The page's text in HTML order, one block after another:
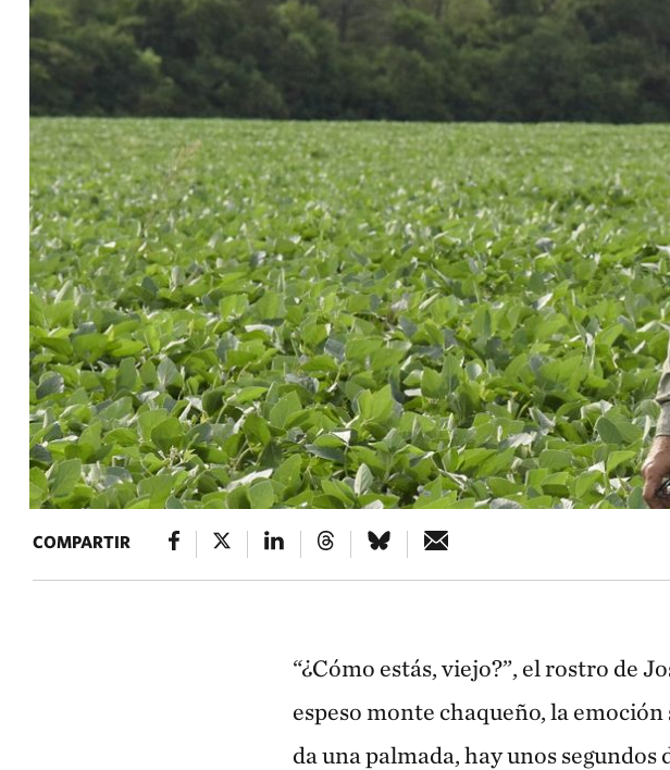
COMPARTIR
“¿Cómo estás, viejo?”, el rostro de
espeso monte chaqueño, la
da una palmada, hay unos segundos